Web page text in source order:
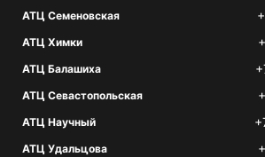
АТЦ Семеновская
АТЦ Химки
АТЦ Балашиха
АТЦ Севастопольская
АТЦ Научный
АТЦ Удальцова